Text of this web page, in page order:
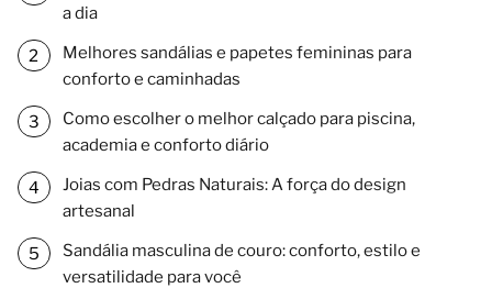
a dia
Melhores sandálias e papetes femininas para
conforto e caminhadas
Como escolher o melhor calçado para piscina,
academia e conforto diário
Joias com Pedras Naturais: A força do design
artesanal
Sandália masculina de couro: conforto, estilo e
versatilidade para você